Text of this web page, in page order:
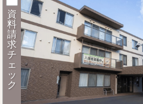
資
料
請
求
チ
ェ
ッ
ク